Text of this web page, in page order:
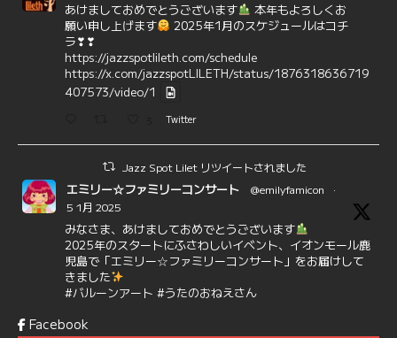
あけましておめでとうございます
本年もよろしくお
願い申し上げます
2025年1月のスケジュールはコチ
ラ❣❣
https://jazzspotlileth.com/schedule
https://x.com/jazzspotLILETH/status/1876318636719
407573/video/1
Twitter
Jazz Spot Lilet リツイートされました
エミリー☆ファミリーコンサート @emilyfamicon
·
5 1月 2025
みなさま、あけましておめでとうございます
2025年のスタートにふさわしいイベント、イオンモール鹿
児島で「エミリー☆ファミリーコンサート」をお届けして
きました
#バルーンアート #うたのおねえさん
6 7
Facebook